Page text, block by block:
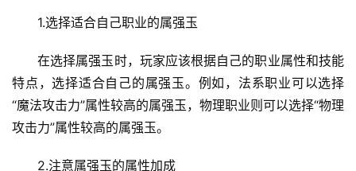
1.选择适合自己职业的属强玉
在选择属强玉时，玩家应该根据自己的职业属性和技能
特点，选择适合自己的属强玉。例如，法系职业可以选择
“魔法攻击力”属性较高的属强玉，物理职业则可以选择“物理
攻击力”属性较高的属强玉。
2.注意属强玉的属性加成